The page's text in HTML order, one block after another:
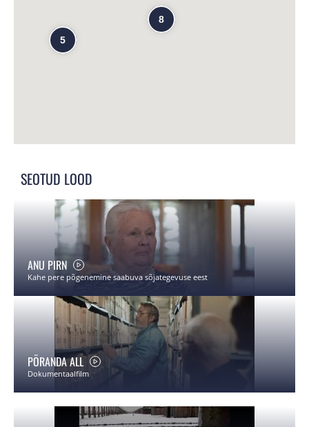
8
5
SEOTUD LOOD
ANU PIRN
Kahe pere põgenemine saabuva sõjategevuse eest
PÕRANDA ALL
Dokumentaalfilm